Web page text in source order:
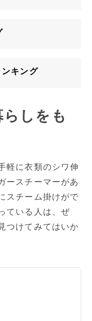
キング
しをも
軽に衣類のシワ伸
ースチーマーがあ
スチーム掛けがで
ている人は、ぜ
つけてみてはいか